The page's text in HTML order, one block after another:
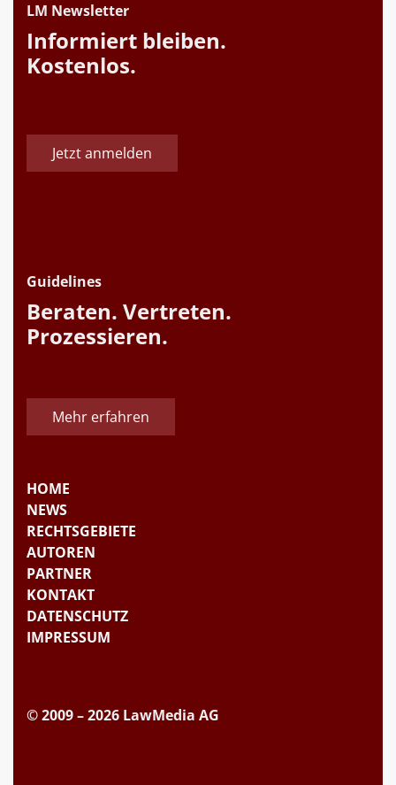
LM Newsletter
Informiert bleiben.
Kostenlos.
Jetzt anmelden
Guidelines
Beraten. Vertreten.
Prozessieren.
Mehr erfahren
HOME
NEWS
RECHTSGEBIETE
AUTOREN
PARTNER
KONTAKT
DATENSCHUTZ
IMPRESSUM
© 2009 – 2026 LawMedia AG